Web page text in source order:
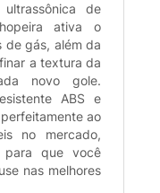
de
ativa o
de gás, além da
a textura da
novo gole.
ABS e
ao
no mercado,
que você
nas melhores